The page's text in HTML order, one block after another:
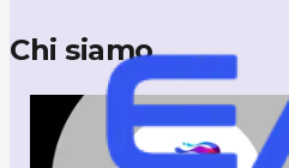
Chi siamo